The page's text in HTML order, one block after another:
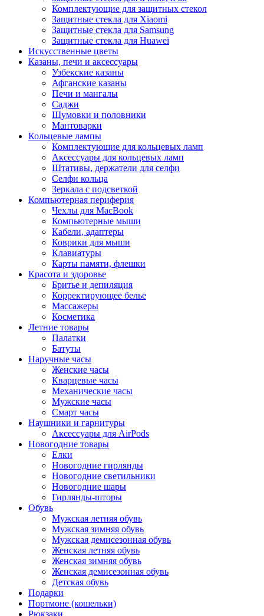
Комплектующие для защитных стекол
Защитные стекла для Xiaomi
Защитные стекла для Samsung
Защитные стекла для Huawei
Искусственные цветы
Казаны, печи и аксессуары
Узбекские казаны
Афганские казаны
Печи и мангалы
Саджи
Шумовки и половники
Мантоварки
Кольцевые лампы
Комплектующие для кольцевых ламп
Аксессуары для кольцевых ламп
Штативы, держатели для селфи
Селфи кольца
Зеркала с подсветкой
Компьютерная периферия
Чехлы для MacBook
Компьютерные мыши
Кабели, адаптеры
Коврики для мыши
Клавиатуры
Карты памяти, флешки
Красота и здоровье
Бритье и депиляция
Корректирующее белье
Массажеры
Косметика
Летние товары
Палатки
Батуты
Наручные часы
Женские часы
Кварцевые часы
Механические часы
Мужские часы
Смарт часы
Наушники и гарнитуры
Аксессуары для AirPods
Новогодние товары
Елки
Новогодние гирлянды
Новогодние светильники
Новогодние шары
Гирлянды-шторы
Обувь
Мужская летняя обувь
Мужская зимняя обувь
Мужская демисезонная обувь
Женская летняя обувь
Женская зимняя обувь
Женская демисезонная обувь
Детская обувь
Подарки
Портмоне (кошельки)
Рюкзаки